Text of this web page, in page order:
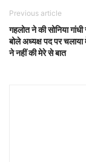
Previous article
गहलोत ने की सोनिया
बोले अध्यक्ष पद पर चलाया
ने नहीं की मेरे से बात